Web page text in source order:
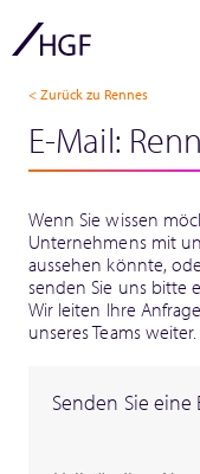
< Zurück zu Rennes
E-Mail:
Wenn Sie wissen
Unternehmens mit
aussehen könnte,
senden Sie uns bitte
Wir leiten Ihre
unseres Teams weiter.
Senden Sie eine